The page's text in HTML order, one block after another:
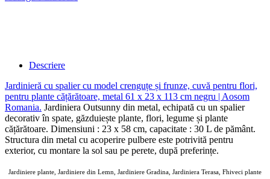
Descriere
Jardinieră cu spalier cu model crenguțe și frunze, cuvă pentru flori,
pentru plante cățărătoare, metal 61 x 23 x 113 cm negru | Aosom
Romania. Jardiniera Outsunny din metal, echipată cu un spalier
decorativ în spate, găzduiește plante, flori, legume și plante
cățărătoare. Dimensiuni : 23 x 58 cm, capacitate : 30 L de pământ.
Structura din metal cu acoperire pulbere este potrivită pentru
exterior, cu montare la sol sau pe perete, după preferințe.
Jardiniere plante, Jardiniere din Lemn, Jardiniere Gradina, Jardiniera Terasa, Fhiveci plante